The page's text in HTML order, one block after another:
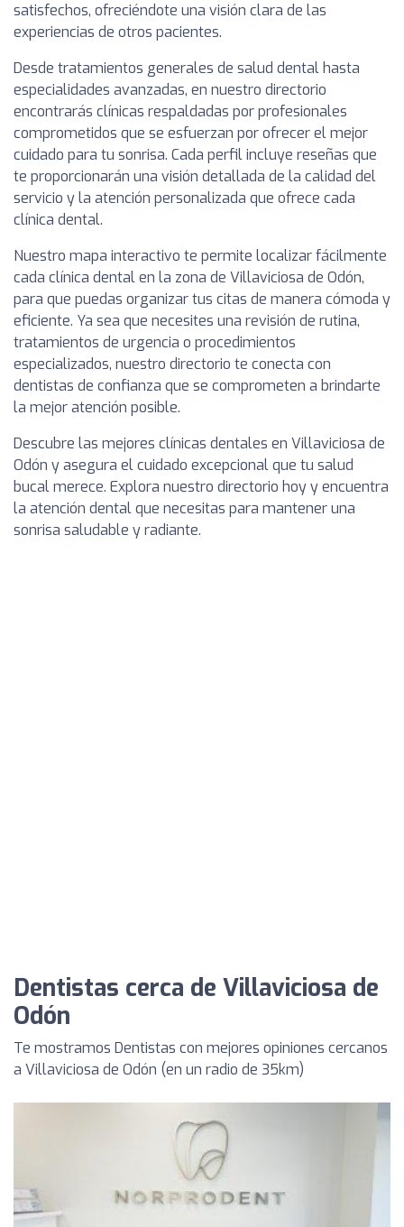
satisfechos, ofreciéndote una visión clara de las
experiencias de otros pacientes.
Desde tratamientos generales de salud dental hasta
especialidades avanzadas, en nuestro directorio
encontrarás clínicas respaldadas por profesionales
comprometidos que se esfuerzan por ofrecer el mejor
cuidado para tu sonrisa. Cada perfil incluye reseñas que
te proporcionarán una visión detallada de la calidad del
servicio y la atención personalizada que ofrece cada
clínica dental.
Nuestro mapa interactivo te permite localizar fácilmente
cada clínica dental en la zona de Villaviciosa de Odón,
para que puedas organizar tus citas de manera cómoda y
eficiente. Ya sea que necesites una revisión de rutina,
tratamientos de urgencia o procedimientos
especializados, nuestro directorio te conecta con
dentistas de confianza que se comprometen a brindarte
la mejor atención posible.
Descubre las mejores clínicas dentales en Villaviciosa de
Odón y asegura el cuidado excepcional que tu salud
bucal merece. Explora nuestro directorio hoy y encuentra
la atención dental que necesitas para mantener una
sonrisa saludable y radiante.
Dentistas cerca de Villaviciosa de
Odón
Te mostramos Dentistas con mejores opiniones cercanos
a Villaviciosa de Odón (en un radio de 35km)